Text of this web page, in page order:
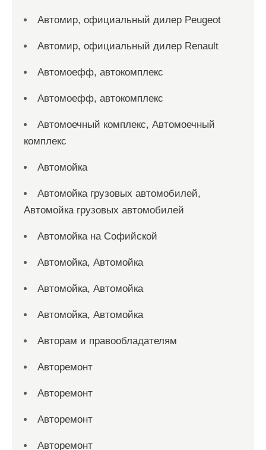
Автомир, официальный дилер Peugeot
Автомир, официальный дилер Renault
Автомоефф, автокомплекс
Автомоефф, автокомплекс
Автомоечный комплекс, Автомоечный
комплекс
Автомойка
Автомойка грузовых автомобилей,
Автомойка грузовых автомобилей
Автомойка на Софийской
Автомойка, Автомойка
Автомойка, Автомойка
Автомойка, Автомойка
Авторам и правообладателям
Авторемонт
Авторемонт
Авторемонт
Авторемонт